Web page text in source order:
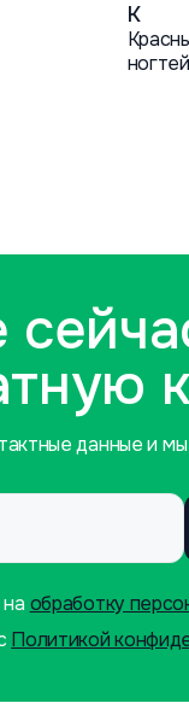
К
ногтей
данные и
обработку
Политикой